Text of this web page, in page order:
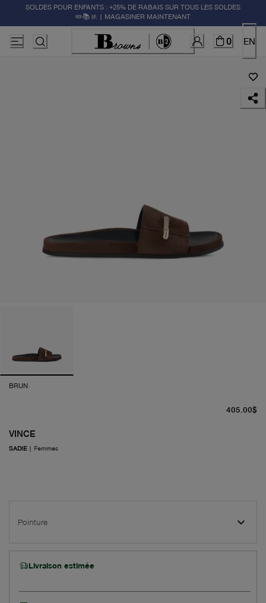
SOLDES POUR ENFANTS : +25% DE RABAIS SUR TOUS LES SOLDES
✏️📚🚸 | MAGASINER MAINTENANT
0 EN
BRUN
VINCE
SADIE| Femmes
405.00$
Pointure
Livraison estimée